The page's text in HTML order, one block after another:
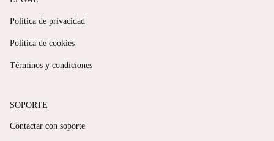
Política de privacidad
Política de cookies
Términos y condiciones
SOPORTE
Contactar con soporte